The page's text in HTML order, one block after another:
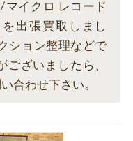
マイクロ レコード
出張買取しまし
ション整理などで
ございましたら、
合わせ下さい。